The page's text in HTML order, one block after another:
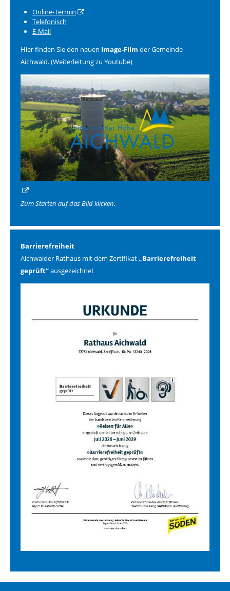
Online-Termin
Telefonisch
E-Mail
Hier finden Sie den neuen Image-Film der Gemeinde
Aichwald. (Weiterleitung zu Youtube)
Zum Starten auf das Bild klicken.
Barrierefreiheit
Aichwalder Rathaus mit dem Zertifikat„Barrierefreiheit
geprüft“ausgezeichnet